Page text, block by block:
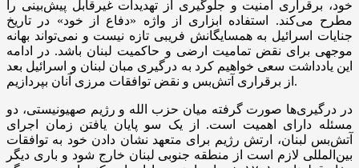
خود، برقراری امنیت و جلوگیری از تهدیدات غیرقابل پیش‌بینی را
مطرح می‌کند. استفاده ابزاری از واژه «دفاع از خود» در تاریخ
جنایات اسرائیل به همسایگانش فریبی تازه نیست و نمی‌تواند بهانه
موجهی برای نقض تمامیت ارضی و حاکمیت لبنان باشد. در ادامه
این یادداشت سعی خواهیم کرد به درگیری مبان لبنان و اسرائیل بعد
از برقراری آتش‌بس و نقض توافقات مرزی آنان بپردازیم.
در درگیری‌ها صورت گرفته میان حزب الله و رژیم صهیونیستی، دو
مسئله دارای اهمیت است. از یک سو پایان یافتن زمان اجرای
آتش‌بس لبنان، ارتش رژیم برای متعهد نشان دادن خود به توافقات
بین‌المللی لازم است از منطقه جنوبی لبنان خارج شود و باری دیگر